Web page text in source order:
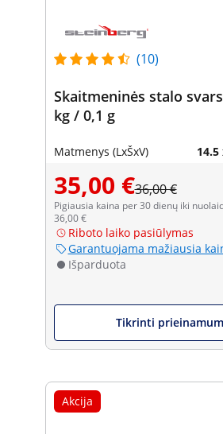
(10)
Skaitmeninės stalo
kg / 0,1 g
Matmenys (LxŠxV) 14.5
35,00 €36,00 €
Pigiausia kaina per 30 dienų iki
36,00 €
Riboto laiko pasiūlymas
Garantuojama mažiausia
Išparduota
Tikrinti
Akcija